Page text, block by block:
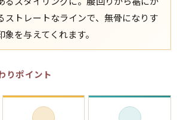
表示
ストレートなラインで、無骨になりす
を与えてくれます。
りポイント